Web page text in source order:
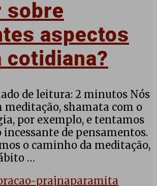
aspectos
cotidiana?
de leitura: 2 minutos Nós
meditação, shamata com o
por exemplo, e tentamos
de pensamentos.
o caminho da meditação,
…